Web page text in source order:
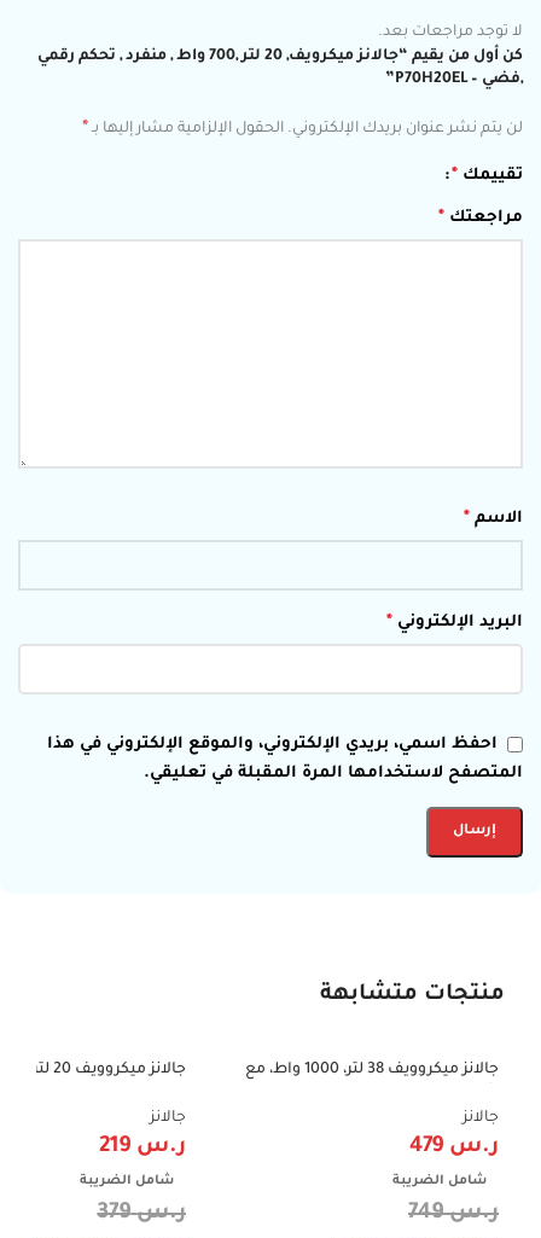
لا توجد مراجعات بعد.
كن أول من يقيم “جالانز ميكرويف, 20 لتر ,700 واط , منفرد , تحكم رقمي
,فضي – P70H20EL”
لن يتم نشر عنوان بريدك الإلكتروني. الحقول الإلزامية مشار إليها بـ *
تقييمك *
مراجعتك *
الاسم *
البريد الإلكتروني *
احفظ اسمي، بريدي الإلكتروني، والموقع الإلكتروني في هذا
المتصفح لاستخدامها المرة المقبلة في تعليقي.
منتجات متشابهة
-36%
جالانز ميكروويف 38 لتر، 1000 واط، مع
جالانز
ر.س
شامل الضريبة
ر.س749
-42%
جالانز
ر.س
شامل الضريبة
ر.س379